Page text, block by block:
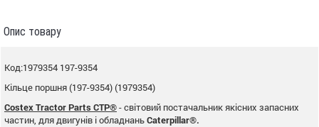
Опис товару
Код:1979354 197-9354
Кільце поршня (197-9354) (1979354)
Costex Tractor Parts CTP®- світовий постачальник якісних запасних
частин, для двигунів і обладнаньCaterpillar®.